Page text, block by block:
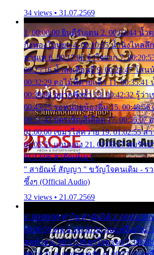
34 views • 31.07.2569
1. 00:00:00 ยินดีรับเดน 2. 00:03:44 น้ำ
กิ่งทองใบหยก 4. 00:10:35 น้ำนิ่งไหลลึ
ลานเท 6. 00:17:06 จำใจจาก 7.
00:25:16 น้ำลงเดือนยี่ 9. 00:28:47 โส
00:32:29 ตอไม้ที่ตายแล้ว 11. 00:35:41
00:39:08 อยากฟังซ้ำ 13. 00:42:32 รู้ว่า
00:45:25 รอหน่อยน้องติ๋ม 15.
00:51:43 บัตรเชิญสีเลือด 17. 00:56:07
01:00:00 เขมรไล่ควาย 19. 01:02:55 ส
01:05:51 แอบมอง 21. 01:09:27 พบรัก
01:13:06 สายัณห์เมา
" สายัณห์ สัญญา " ขวัญใจคนเดิม - รว
ซึ้งๆ (Official Audio)
32 views • 21.07.2569
1. 00:00:00 ทำไมทำฉันได้ 2. 00:03:20
00:06:50 คน 4. 00:10:36 บุญเหลือเกิน
สุดท้าย 6. 00:17:30 ยาใจยาจก 7.